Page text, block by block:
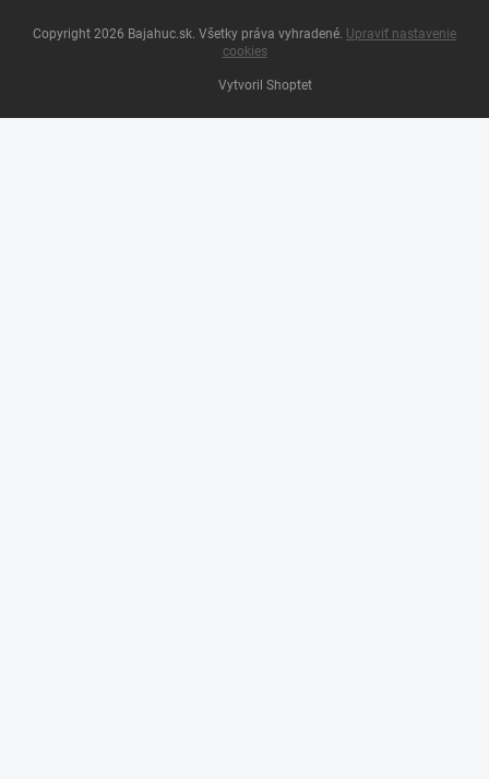
Vytvoril Shoptet
Copyright 2026 Bajahuc.sk. Všetky práva vyhradené. Upraviť nastavenie
cookies